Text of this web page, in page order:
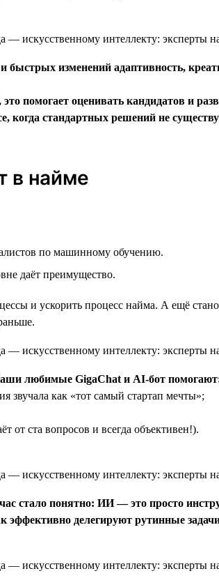
изменений адаптивность,
помогает оценивать кандидатов и
когда стандартных решений не
в найме
по машинному обучению.
даёт преимущество.
и ускорить процесс найма. А ещё
любимые GigaChat и AI-бот
звучала как «тот самый стартап мечты»;
от ста вопросов и всегда объективен!).
стало понятно: ИИ — это просто
делегируют рутинные